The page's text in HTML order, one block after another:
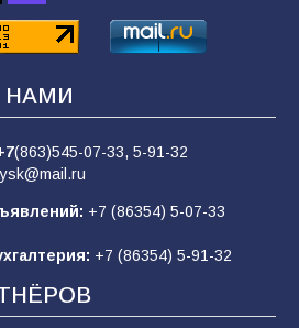
возьмёшь»: почему
саду: как
Нептуна
НАМИ
(863)545-07-33, 5-91-32
+7 (86354) 5-07-33
+7 (86354) 5-91-32